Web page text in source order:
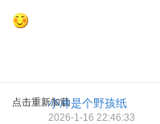
点击重新加载小冲是个野孩纸
2026-1-16 22:46:33